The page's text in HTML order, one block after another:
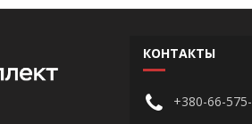
КОНТАКТЫ
+380-66-